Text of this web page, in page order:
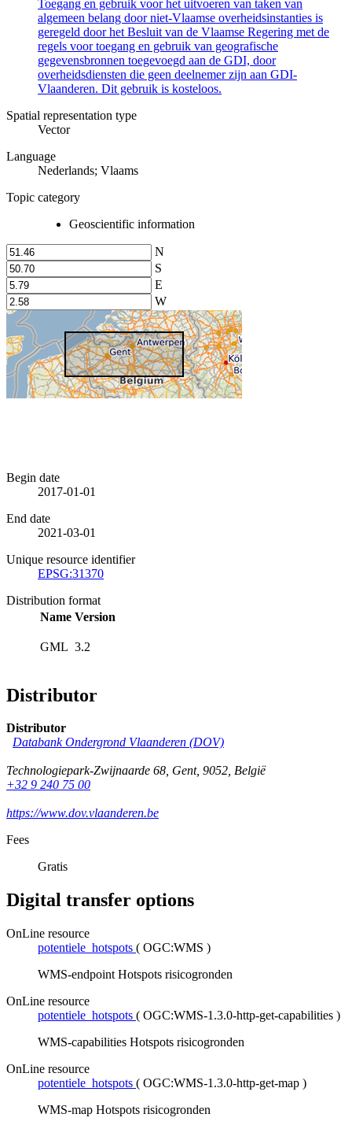
Toegang en gebruik voor het uitvoeren van taken van
algemeen belang door niet-Vlaamse overheidsinstanties is
geregeld door het Besluit van de Vlaamse Regering met de
regels voor toegang en gebruik van geografische
gegevensbronnen toegevoegd aan de GDI, door
overheidsdiensten die geen deelnemer zijn aan GDI-
Vlaanderen. Dit gebruik is kosteloos.
Spatial representation type
Vector
Language
Nederlands; Vlaams
Topic category
Geoscientific information
N
S
E
W
Begin date
2017-01-01
End date
2021-03-01
Unique resource identifier
EPSG:31370
Distribution format
Name Version
GML 3.2
Distributor
Distributor
Databank Ondergrond Vlaanderen (DOV)
Technologiepark-Zwijnaarde 68, Gent, 9052, België
+32 9 240 75 00
https://www.dov.vlaanderen.be
Fees
Gratis
Digital transfer options
OnLine resource
potentiele_hotspots ( OGC:WMS )
WMS-endpoint Hotspots risicogronden
OnLine resource
potentiele_hotspots ( OGC:WMS-1.3.0-http-get-capabilities )
WMS-capabilities Hotspots risicogronden
OnLine resource
potentiele_hotspots ( OGC:WMS-1.3.0-http-get-map )
WMS-map Hotspots risicogronden